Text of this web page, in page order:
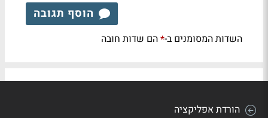
הוסף תגובה
השדות המסומנים ב-*הם שדות חובה
הורדת אפליקציה